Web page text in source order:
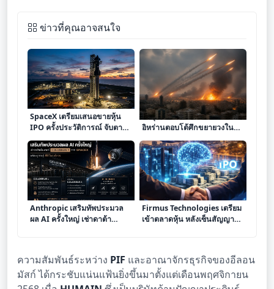
ข่าวที่คุณอาจสนใจ
SpaceX เตรียมเสนอขายหุ้น
IPO ครั้งประวัติการณ์ จับตา
มูลค่า 1.75 ล้านล้านดอลลาร์
ซาอุดีอาระเบียเปิดฉากโจมตี
อิหร่านตอบโต้ศึกขยายวงใน
ภูมิภาค
Anthropic เสริมทัพประมวล
ผล AI ครั้งใหญ่ เช่าดาต้า
Firmus Technologies เตรียม
เข้าตลาดหุ้น หลังเซ็นสัญญา
ความสัมพันธ์ระหว่าง PIF และอาณาจักรธุรกิจของอีลอน
มัสก์ ได้กระชับแน่นแฟ้นยิ่งขึ้นมาตั้งแต่เดือนพฤศจิกายน